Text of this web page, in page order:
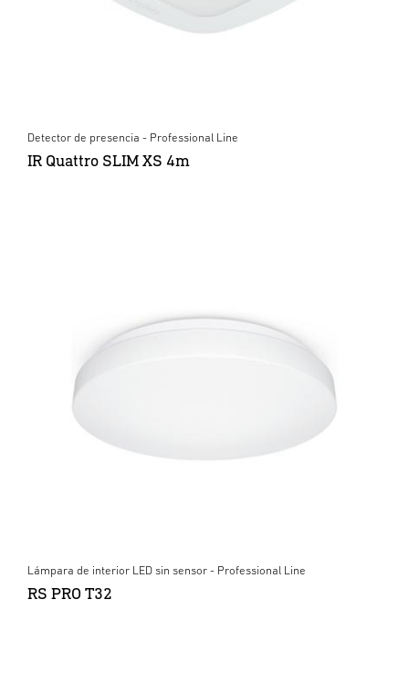
Detector de presencia - Professional Line
IR Quattro SLIM XS 4m
Lámpara de interior LED sin sensor - Professional Line
RS PRO T32